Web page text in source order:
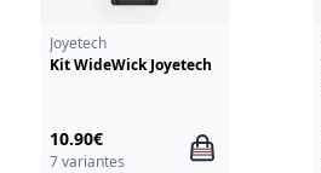
Joyetech
Kit WideWick Joyetech
10.90€
7 variantes